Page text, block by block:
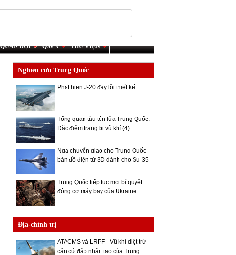
QUÂN ĐỘI QSVN THƯ VIỆN
Nghiên cứu Trung Quốc
Phát hiện J-20 đầy lỗi thiết kế
Tổng quan tàu tên lửa Trung Quốc:
Đặc điểm trang bị vũ khí (4)
Nga chuyển giao cho Trung Quốc
bản đồ điện tử 3D dành cho Su-35
Trung Quốc tiếp tục moi bí quyết
động cơ máy bay của Ukraine
Địa-chính trị
ATACMS và LRPF - Vũ khí diệt trừ
căn cứ đảo nhân tạo của Trung